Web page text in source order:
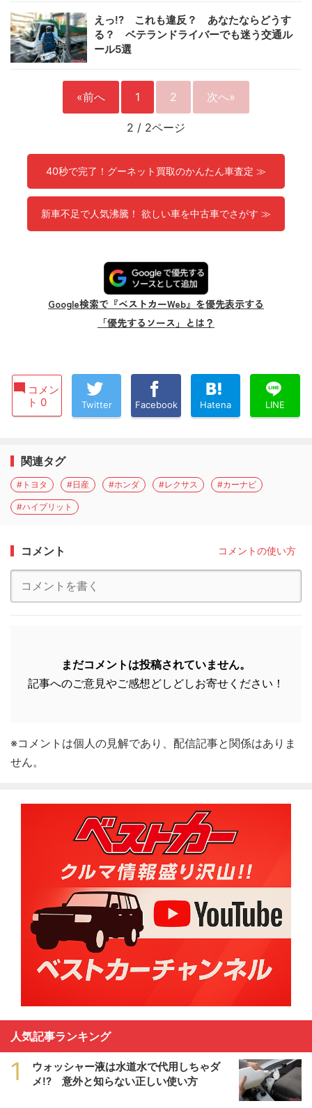
えっ!? これも違反？ あなたならどうす
る？ ベテランドライバーでも迷う交通ル
ール5選
«前へ 1 2 次へ»
2 / 2ページ
40秒で完了！グーネット買取のかんたん車査定 ≫
新車不足で人気沸騰！ 欲しい車を中古車でさがす ≫
Google検索で『ベストカーWeb』を優先表示する
「優先するソース」とは？
コメン
ト 0
Twitter Facebook Hatena LINE
関連タグ
#トヨタ #日産 #ホンダ #レクサス #カーナビ
#ハイブリット
コメント コメントの使い方
まだコメントは投稿されていません。
記事へのご意見やご感想どしどしお寄せください！
※コメントは個人の見解であり、配信記事と関係はありま
せん。
人気記事ランキング
1
ウォッシャー液は水道水で代用しちゃダ
メ!? 意外と知らない正しい使い方